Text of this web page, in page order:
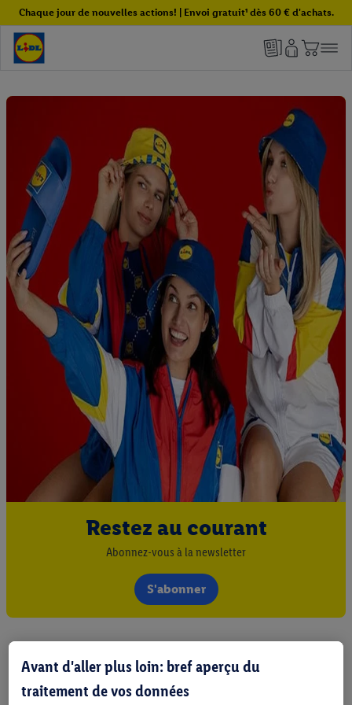
Chaque jour de nouvelles actions! | Envoi gratuit¹ dès 60 € d'achats.
Restez au courant
Abonnez-vous à la newsletter
S'abonner
Avant d'aller plus loin: bref aperçu du
traitement de vos données